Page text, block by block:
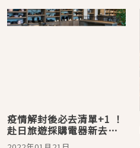
疫情解封後必去清單+1 ！
赴日旅遊採購電器新去處
「b8ta」實體店東京登場